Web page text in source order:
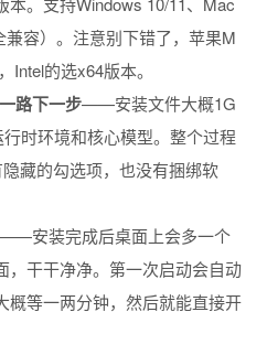
兼容）。注意别下错了，苹果M
Intel的选x64版本。
路下一步——安装文件大概1G
时环境和核心模型。整个过程
藏的勾选项，也没有捆绑软
——安装完成后桌面上会多一个
，干干净净。第一次启动会自动
概等一两分钟，然后就能直接开